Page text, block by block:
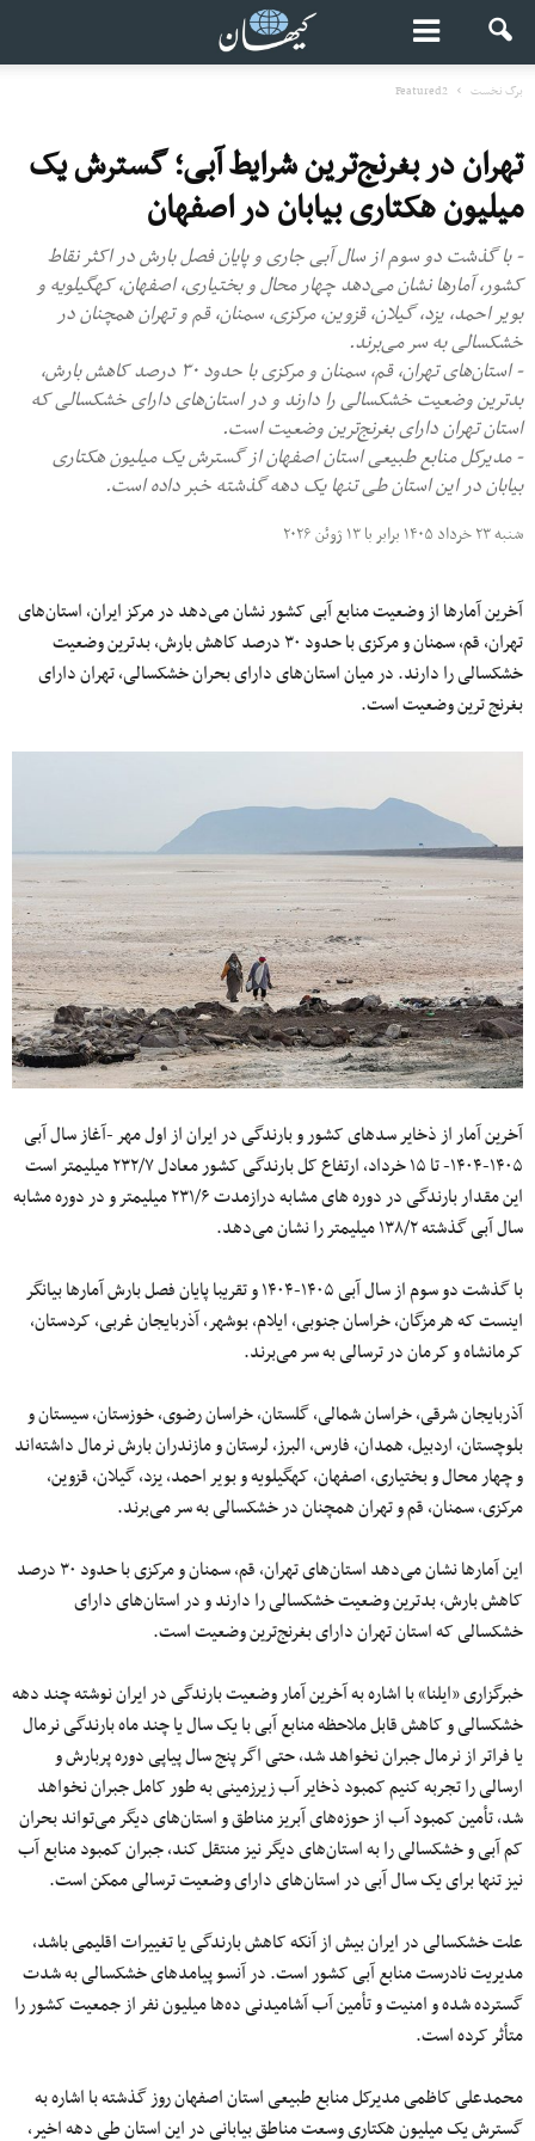
برگ نخست Featured2
تهران در بغرنج‌ترین شرایط آبی؛ گسترش یک
میلیون‌ هکتاری بیابان در اصفهان
- با گذشت دو سوم از سال آبی جاری و پایان فصل بارش در اکثر نقاط
کشور، آمارها نشان می‌دهد چهار محال و بختیاری، اصفهان، کهگیلویه و
بویر احمد، یزد، گیلان، قزوین، مرکزی، سمنان، قم و تهران همچنان در
خشکسالی به سر می‌برند.
- استان‌های تهران، قم، سمنان و مرکزی با حدود ۳۰ درصد کاهش بارش،
بدترین وضعیت خشکسالی را دارند و در استان‌های دارای خشکسالی که
استان تهران دارای بغرنج‌ترین وضعیت است.
- مدیرکل منابع طبیعی استان اصفهان از گسترش یک میلیون‌ هکتاری
بیابان در این استان طی تنها یک دهه گذشته خبر داده است.
شنبه ۲۳ خرداد ۱۴۰۵ برابر با ۱۳ ژوئن ۲۰۲۶
آخرین آمارها از وضعیت منابع آبی کشور نشان می‌دهد در مرکز ایران، استان‌های
تهران، قم، سمنان و مرکزی با حدود ۳۰ درصد کاهش بارش، بدترین وضعیت
خشکسالی را دارند. در میان استان‌های دارای بحران خشکسالی، تهران دارای
بغرنج ترین وضعیت است.
آخرین آمار از ذخایر سدهای کشور و بارندگی در ایران از اول مهر -آغاز سال آبی
۱۴۰۵-۱۴۰۴- تا ۱۵ خرداد، ارتفاع کل بارندگی کشور معادل ۲۳۲/۷ میلیمتر است
این مقدار بارندگی در دوره های مشابه درازمدت ۲۳۱/۶ میلیمتر و در دوره مشابه
سال آبی گذشته ۱۳۸/۲ میلیمتر را نشان می‌دهد.
با گذشت دو سوم از سال آبی ۱۴۰۵-۱۴۰۴ و تقریبا پایان فصل بارش آمارها بیانگر
اینست که هرمزگان، خراسان جنوبی، ایلام، بوشهر، آذربایجان غربی، کردستان،
کرمانشاه و کرمان در ترسالی به سر می‌برند.
آذربایجان شرقی، خراسان شمالی، گلستان، خراسان رضوی، خوزستان، سیستان و
بلوچستان، اردبیل، همدان، فارس، البرز، لرستان و مازندران بارش نرمال داشته‌اند
و چهار محال و بختیاری، اصفهان، کهگیلویه و بویر احمد، یزد، گیلان، قزوین،
مرکزی، سمنان، قم و تهران همچنان در خشکسالی به سر می‌برند.
این آمارها نشان می‌دهد استان‌های تهران، قم، سمنان و مرکزی با حدود ۳۰ درصد
کاهش بارش، بدترین وضعیت خشکسالی را دارند و در استان‌های دارای
خشکسالی که استان تهران دارای بغرنج‌ترین وضعیت است.
خبرگزاری «ایلنا» با اشاره به آخرین آمار وضعیت بارندگی در ایران نوشته چند دهه
خشکسالی و کاهش قابل ملاحظه منابع آبی با یک سال یا چند ماه بارندگی نرمال
یا فراتر از نرمال جبران نخواهد شد، حتی اگر پنج سال پیاپی دوره پربارش و
ارسالی را تجربه کنیم کمبود ذخایر آب زیرزمینی به طور کامل جبران نخواهد
شد، تأمین کمبود آب از حوزه‌های آبریز مناطق و استان‌های دیگر می‌تواند بحران
کم آبی و خشکسالی را به استان‌های دیگر نیز منتقل کند، جبران کمبود منابع آب
نیز تنها برای یک سال آبی در استان‌های دارای وضعیت ترسالی ممکن است.
علت خشکسالی در ایران بیش از آنکه کاهش بارندگی یا تغییرات اقلیمی باشد،
مدیریت نادرست منابع آبی کشور است. در آنسو پیامدهای خشکسالی به شدت
گسترده شده و امنیت و تأمین آب آشامیدنی ده‌ها میلیون نفر از جمعیت کشور را
متأثر کرده است.
محمدعلی کاظمی مدیرکل منابع طبیعی استان اصفهان روز گذشته با اشاره به
گسترش یک میلیون هکتاری وسعت مناطق بیابانی در این استان طی دهه اخیر،